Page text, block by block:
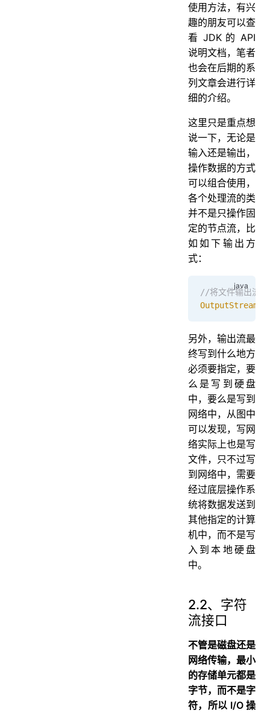
使用方法，有兴
趣的朋友可以查
看 JDK 的 API
说明文档，笔者
也会在后期的系
列文章会进行详
细的介绍。
这里只是重点想
说一下，无论是
输入还是输出，
操作数据的方式
可以组合使用，
各个处理流的类
并不是只操作固
定的节点流，比
如如下输出方
式：
//将文件输出流包
OutputStream
另外，输出流最
终写到什么地方
必须要指定，要
么是写到硬盘
中，要么是写到
网络中，从图中
可以发现，写网
络实际上也是写
文件，只不过写
到网络中，需要
经过底层操作系
统将数据发送到
其他指定的计算
机中，而不是写
入到本地硬盘
中。
2.2、字符
流接口
不管是磁盘还是
网络传输，最小
的存储单元都是
字节，而不是字
符，所以 I/O 操